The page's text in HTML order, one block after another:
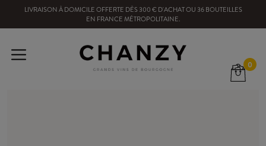
LIVRAISON À DOMICILE OFFERTE DÈS300€ D'ACHAT OU 36BOUTEILLES
EN FRANCE MÉTROPOLITAINE.
0